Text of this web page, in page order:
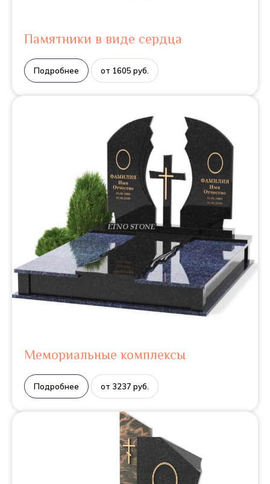
Памятники в виде сердца
Подробнее от 1605 руб.
Мемориальные комплексы
Подробнее от 3237 руб.